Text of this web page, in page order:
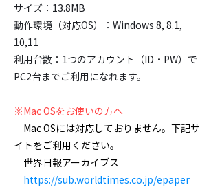
サイズ：13.8MB
動作環境（対応OS）：Windows 8, 8.1,
10,11
利用台数：1つのアカウント（ID・PW）で
PC2台までご利用になれます。
※Mac OSをお使いの方へ
Mac OSには対応しておりません。下記サ
イトをご利用ください。
​ 世界日報アーカイブス
https://sub.worldtimes.co.jp/epaper